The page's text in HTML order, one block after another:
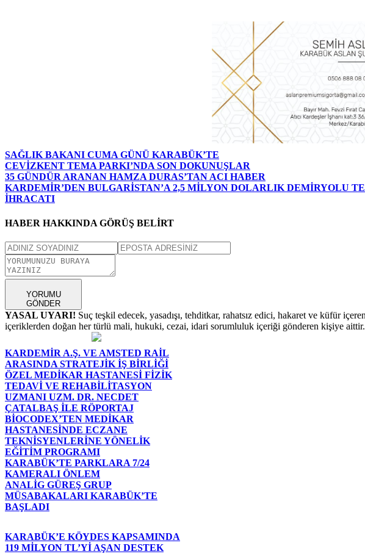
SAĞLIK BAKANI CUMA GÜNÜ KARABÜK’TE
CEVİZKENT TEMA PARKI’NDA SON DOKUNUŞLAR
35 GÜNDÜR ARANAN HAMZA DURAS’TAN ACI HABER
KARDEMİR’DEN BULGARİSTAN’A 2,5 MİLYON DOLARLIK DEMİRYOLU
İHRACATI
HABER HAKKINDA GÖRÜŞ BELİRT
YORUMU
GÖNDER
YASAL UYARI! Suç teşkil edecek, yasadışı, tehditkar, rahatsız edici, hakaret ve küfür
içeriklerden doğan her türlü mali, hukuki, cezai, idari sorumluluk içeriği gönderen kişiye aittir.
KARDEMİR A.Ş. VE AMSTED RAİL
ARASINDA STRATEJİK İŞ BİRLİĞİ
ÖZEL MEDİKAR HASTANESİ FİZİK
TEDAVİ VE REHABİLİTASYON
UZMANI UZM. DR. NECDET
ÇATALBAŞ İLE RÖPORTAJ
BİOCODEX’TEN MEDİKAR
HASTANESİNDE ECZANE
TEKNİSYENLERİNE YÖNELİK
EĞİTİM PROGRAMI
KARABÜK’TE PARKLARA 7/24
KAMERALI ÖNLEM
ANALİG GÜREŞ GRUP
MÜSABAKALARI KARABÜK’TE
BAŞLADI
KARABÜK’E KÖYDES KAPSAMINDA
119 MİLYON TL’Yİ AŞAN DESTEK